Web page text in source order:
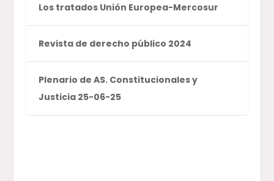
Los tratados Unión Europea-Mercosur
Revista de derecho público 2024
Plenario de AS. Constitucionales y
Justicia 25-06-25